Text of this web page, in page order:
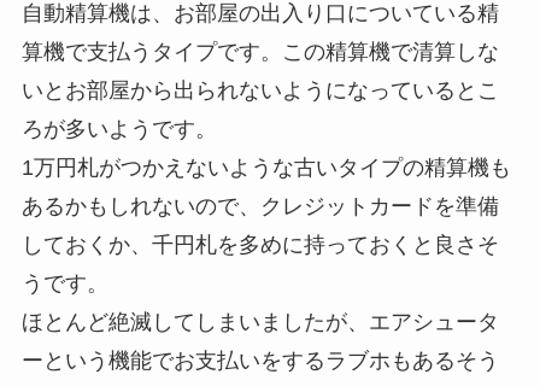
自動精算機は、お部屋の出入り口についている精
算機で支払うタイプです。この精算機で清算しな
いとお部屋から出られないようになっているとこ
ろが多いようです。
1万円札がつかえないような古いタイプの精算機も
あるかもしれないので、クレジットカードを準備
しておくか、千円札を多めに持っておくと良さそ
うです。
ほとんど絶滅してしまいましたが、エアシュータ
ーという機能でお支払いをするラブホもあるそう